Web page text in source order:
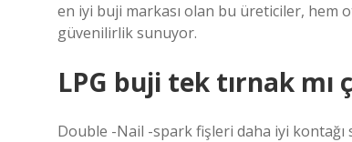
en iyi buji markası olan bu üreticiler, hem
güvenilirlik sunuyor.
LPG buji tek tırnak mı
Double -Nail -spark fişleri daha iyi kontağı